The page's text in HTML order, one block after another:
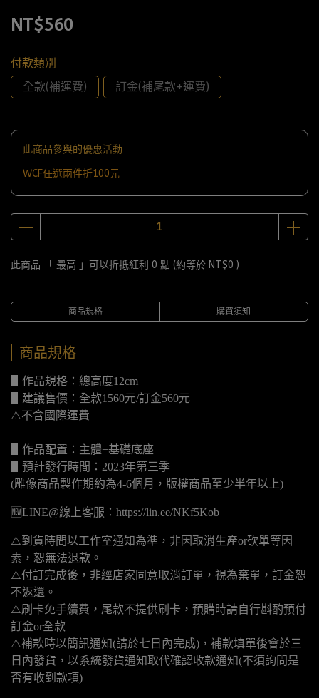
NT$560
付款類別
全款(補運費)
訂金(補尾款+運費)
此商品參與的優惠活動
WCF任選兩件折100元
此商品 「 最高 」可以折抵紅利 0 點 (約等於 NT$0 )
商品規格 購買須知
商品規格
▋作品規格：總高度12cm
▋建議售價：全款1560元/訂金560元
⚠️不含國際運費
▋作品配置：主體+基礎底座
▋預計發行時間：2023年第三季
(雕像商品製作期約為4-6個月，版權商品至少半年以上)
🆕LINE@線上客服：https://lin.ee/NKf5Kob
⚠️到貨時間以工作室通知為準，非因取消生產or砍單等因
素，恕無法退款。
⚠️付訂完成後，非經店家同意取消訂單，視為棄單，訂金恕
不返還。
⚠️刷卡免手續費，尾款不提供刷卡，預購時請自行斟酌預付
訂金or全款
⚠️補款時以簡訊通知(請於七日內完成)，補款填單後會於三
日內發貨，以系統發貨通知取代確認收款通知(不須詢問是
否有收到款項)